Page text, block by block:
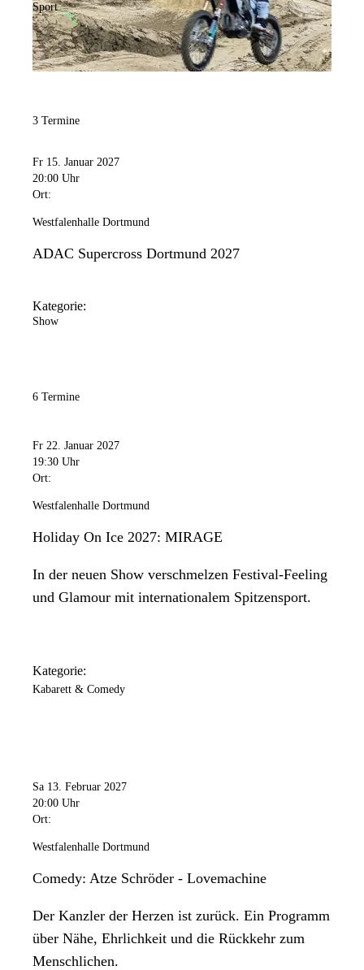
Sport
3 Termine
Fr 15. Januar 2027
20:00 Uhr
Ort:
Westfalenhalle Dortmund
ADAC Supercross Dortmund 2027
Kategorie:
Show
6 Termine
Fr 22. Januar 2027
19:30 Uhr
Ort:
Westfalenhalle Dortmund
Holiday On Ice 2027: MIRAGE
In der neuen Show verschmelzen Festival-Feeling
und Glamour mit internationalem Spitzensport.
Kategorie:
Kabarett & Comedy
Sa 13. Februar 2027
20:00 Uhr
Ort:
Westfalenhalle Dortmund
Comedy: Atze Schröder - Lovemachine
Der Kanzler der Herzen ist zurück. Ein Programm
über Nähe, Ehrlichkeit und die Rückkehr zum
Menschlichen.